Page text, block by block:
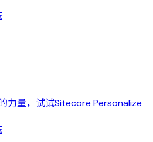
力量，试试Sitecore Personalize